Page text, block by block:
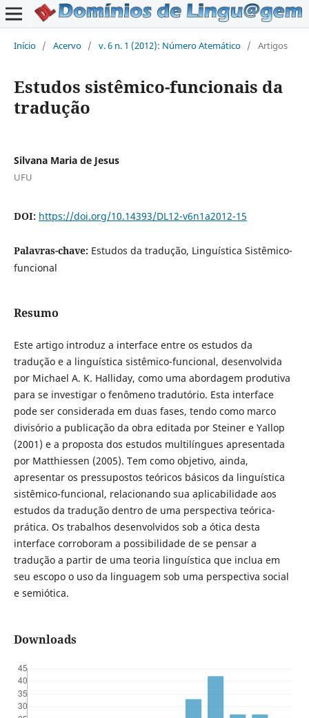
Início / Acervo / v. 6 n. 1 (2012): Número Atemático / Artigos
Estudos sistêmico-funcionais da
tradução
Silvana Maria de Jesus
UFU
DOI: https://doi.org/10.14393/DL12-v6n1a2012-15
Palavras-chave: Estudos da tradução, Linguística Sistêmico-
funcional
Resumo
Este artigo introduz a interface entre os estudos da
tradução e a linguística sistêmico-funcional, desenvolvida
por Michael A. K. Halliday, como uma abordagem produtiva
para se investigar o fenômeno tradutório. Esta interface
pode ser considerada em duas fases, tendo como marco
divisório a publicação da obra editada por Steiner e Yallop
(2001) e a proposta dos estudos multilíngues apresentada
por Matthiessen (2005). Tem como objetivo, ainda,
apresentar os pressupostos teóricos básicos da linguística
sistêmico-funcional, relacionando sua aplicabilidade aos
estudos da tradução dentro de uma perspectiva teórica-
prática. Os trabalhos desenvolvidos sob a ótica desta
interface corroboram a possibilidade de se pensar a
tradução a partir de uma teoria linguística que inclua em
seu escopo o uso da linguagem sob uma perspectiva social
e semiótica.
Downloads